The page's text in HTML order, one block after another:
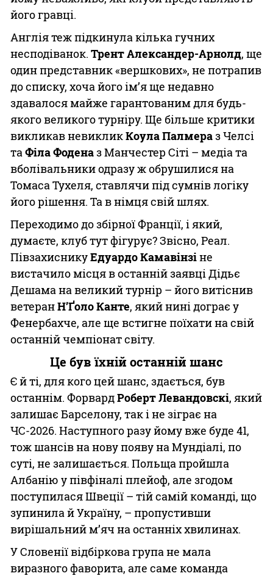
його гравці.
Англія теж підкинула кілька гучних
несподіванок. Трент Александер-Арнолд, ще
один представник «вершкових», не потрапив
до списку, хоча його ім’я ще недавно
здавалося майже гарантованим для будь-
якого великого турніру. Ще більше критики
викликав невикликКоула Палмераз Челсі
та Філа Фоденаз Манчестер Сіті – медіа та
вболівальники одразу ж обрушилися на
Томаса Тухеля, ставлячи під сумнів логіку
його рішення. Та в німця свій шлях.
Переходимо до збірної Франції, і який,
думаєте, клуб тут фігурує? Звісно, Реал.
ПівзахисникуЕдуардо Камавінзіне
вистачило місця в останній заявці Дідьє
Дешама на великий турнір – його витіснив
ветеранН’Ґоло Канте, який нині дограє у
Фенербахче, але ще встигне поїхати на свій
останній чемпіонат світу.
Це був їхній останній шанс
Є й ті, для кого цей шанс, здається, був
останнім. ФорвардРоберт Левандовскі, який
залишає Барселону, так і не зіграє на
ЧС-2026. Наступного разу йому вже буде 41,
тож шансів на нову появу на Мундіалі, по
суті, не залишається. Польща пройшла
Албанію у півфіналі плейоф, але згодом
поступилася Швеції – тій самій команді, що
зупинила й Україну, – пропустивши
вирішальний м’яч на останніх хвилинах.
У Словенії відбіркова група не мала
виразного фаворита, але саме команда